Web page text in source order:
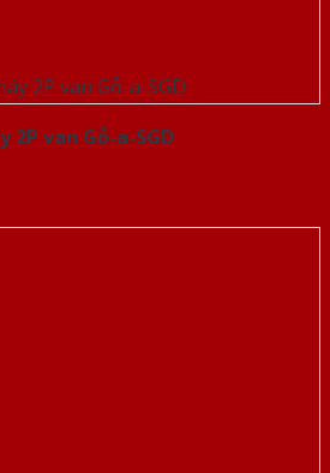
2P van Gỗ-a-SGD